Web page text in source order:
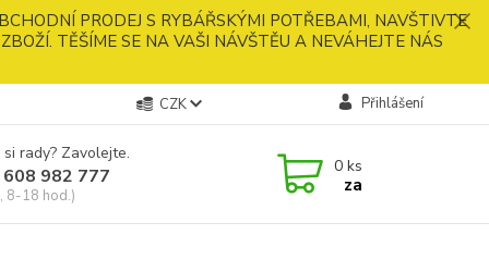
PRODEJ S RYBÁŘSKÝMI POTŘEBAMI, NAVŠTIVTE
TĚŠÍME SE NA VAŠI NÁVŠTĚU A NEVÁHEJTE NÁS
CZK Přihlášení
rady? Zavolejte.
982 777
8-18 hod.)
0 ks
za